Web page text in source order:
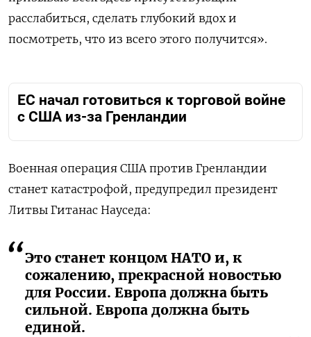
расслабиться, сделать глубокий вдох и
посмотреть, что из всего этого получится».
ЕС начал готовиться к торговой войне
с США из-за Гренландии
Военная операция США против Гренландии
станет катастрофой, предупредил президент
Литвы Гитанас Науседа:
Это станет концом НАТО и, к
сожалению, прекрасной новостью
для России. Европа должна быть
сильной. Европа должна быть
единой.